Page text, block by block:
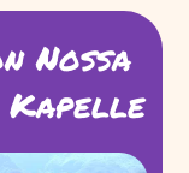
Nossa
Kapelle